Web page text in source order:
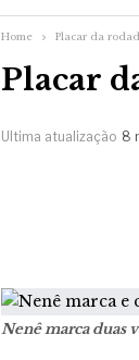
Home Placar da
Placar
Ultima atualização 8
Nenê marca duas